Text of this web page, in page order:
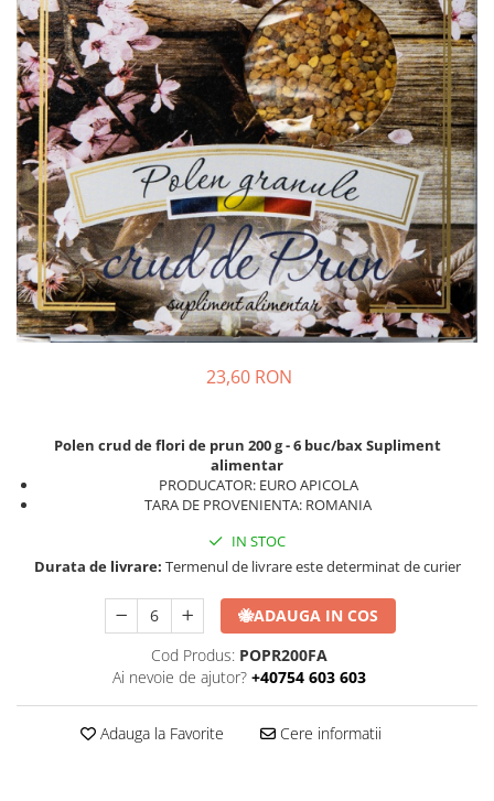
23,60 RON
Polen crud de flori de prun 200 g - 6 buc/bax Supliment
alimentar
PRODUCATOR: EURO APICOLA
TARA DE PROVENIENTA: ROMANIA
IN STOC
Durata de livrare: Termenul de livrare este determinat de curier
🐝ADAUGA IN COS
Cod Produs: POPR200FA
Ai nevoie de ajutor? +40754 603 603
Adauga la Favorite Cere informatii